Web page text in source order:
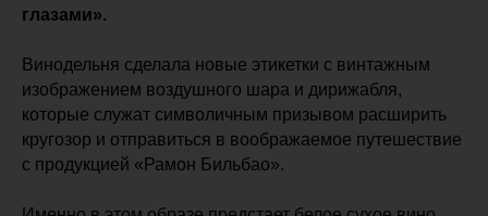
глазами».
Винодельня сделала новые этикетки с винтажным
изображением воздушного шара и дирижабля,
которые служат символичным призывом расширить
кругозор и отправиться в воображаемое путешествие
с продукцией «Рамон Бильбао».